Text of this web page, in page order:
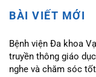
BÀI VIẾT MỚI
Bệnh viện Đa khoa
truyền thông giáo
nghe và chăm sóc